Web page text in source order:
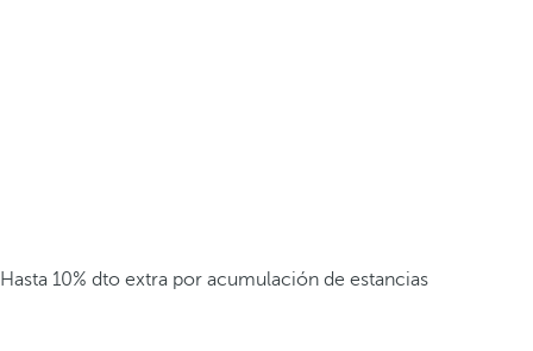
Hasta 10% dto extra por acumulación de estancias